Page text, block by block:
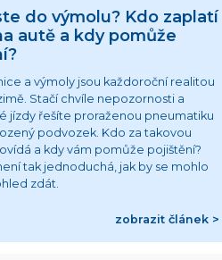
do výmolu? Kdo zaplatí
autě a kdy pomůže
a výmoly jsou každoroční realitou
Stačí chvíle nepozornosti a
jízdy řešíte proraženou pneumatiku
podvozek. Kdo za takovou
a kdy vám pomůže pojištění?
tak jednoduchá, jak by se mohlo
zdát.
zobrazit článek >